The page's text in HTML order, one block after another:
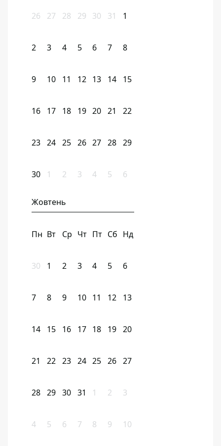
26 27 28 29 30 31 1
2 3 4 5 6 7 8
9 10 11 12 13 14 15
16 17 18 19 20 21 22
23 24 25 26 27 28 29
30 1 2 3 4 5 6
Жовтень
Пн Вт Ср Чт Пт Сб Нд
30 1 2 3 4 5 6
7 8 9 10 11 12 13
14 15 16 17 18 19 20
21 22 23 24 25 26 27
28 29 30 31 1 2 3
4 5 6 7 8 9 10